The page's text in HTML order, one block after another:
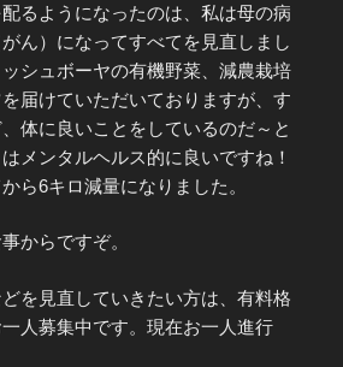
るようになったのは、私は母の病
ん）になってすべてを見直しまし
シュボーヤの有機野菜、減農栽培
届けていただいておりますが、す
体に良いことをしているのだ～と
メンタルヘルス的に良いですね！
ら6キロ減量になりました。
からですぞ。
を見直していきたい方は、有料格
人募集中です。現在お一人進行